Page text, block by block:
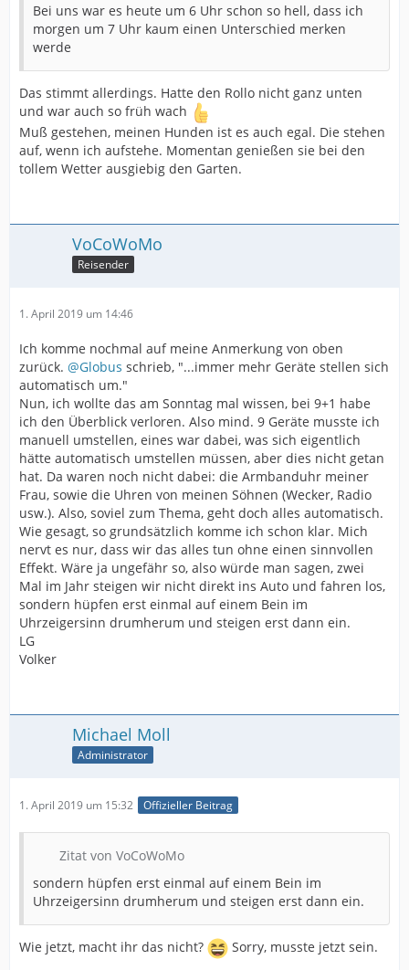
Bei uns war es heute um 6 Uhr schon so hell, dass ich
morgen um 7 Uhr kaum einen Unterschied merken
werde
Das stimmt allerdings. Hatte den Rollo nicht ganz unten
und war auch so früh wach
Muß gestehen, meinen Hunden ist es auch egal. Die stehen
auf, wenn ich aufstehe. Momentan genießen sie bei den
tollem Wetter ausgiebig den Garten.
VoCoWoMo
Reisender
1. April 2019 um 14:46
Ich komme nochmal auf meine Anmerkung von oben
zurück. @Globus schrieb, "...immer mehr Geräte stellen sich
automatisch um."
Nun, ich wollte das am Sonntag mal wissen, bei 9+1 habe
ich den Überblick verloren. Also mind. 9 Geräte musste ich
manuell umstellen, eines war dabei, was sich eigentlich
hätte automatisch umstellen müssen, aber dies nicht getan
hat. Da waren noch nicht dabei: die Armbanduhr meiner
Frau, sowie die Uhren von meinen Söhnen (Wecker, Radio
usw.). Also, soviel zum Thema, geht doch alles automatisch.
Wie gesagt, so grundsätzlich komme ich schon klar. Mich
nervt es nur, dass wir das alles tun ohne einen sinnvollen
Effekt. Wäre ja ungefähr so, also würde man sagen, zwei
Mal im Jahr steigen wir nicht direkt ins Auto und fahren los,
sondern hüpfen erst einmal auf einem Bein im
Uhrzeigersinn drumherum und steigen erst dann ein.
LG
Volker
Michael Moll
Administrator
1. April 2019 um 15:32 Offizieller Beitrag
Zitat von VoCoWoMo
sondern hüpfen erst einmal auf einem Bein im
Uhrzeigersinn drumherum und steigen erst dann ein.
Wie jetzt, macht ihr das nicht?
Sorry, musste jetzt sein.